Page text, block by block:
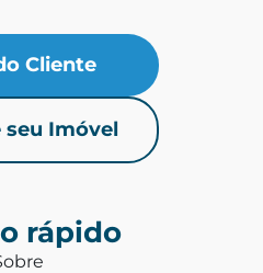
Cliente
seu Imóvel
rápido